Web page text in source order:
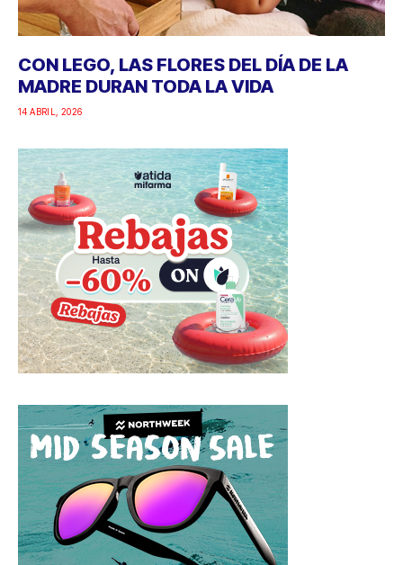
CON LEGO, LAS FLORES DEL DÍA DE LA
MADRE DURAN TODA LA VIDA
14 ABRIL, 2026